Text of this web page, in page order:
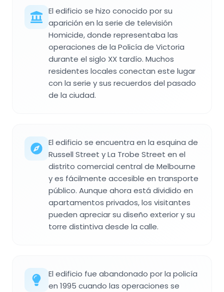
El edificio se hizo conocido por su
aparición en la serie de televisión
Homicide, donde representaba las
operaciones de la Policía de Victoria
durante el siglo XX tardío. Muchos
residentes locales conectan este lugar
con la serie y sus recuerdos del pasado
de la ciudad.
El edificio se encuentra en la esquina de
Russell Street y La Trobe Street en el
distrito comercial central de Melbourne
y es fácilmente accesible en transporte
público. Aunque ahora está dividido en
apartamentos privados, los visitantes
pueden apreciar su diseño exterior y su
torre distintiva desde la calle.
El edificio fue abandonado por la policía
en 1995 cuando las operaciones se